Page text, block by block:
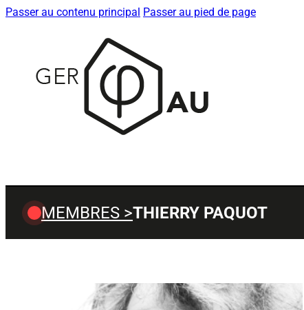
Passer au contenu principal Passer au pied de page
MEMBRES >THIERRY PAQUOT